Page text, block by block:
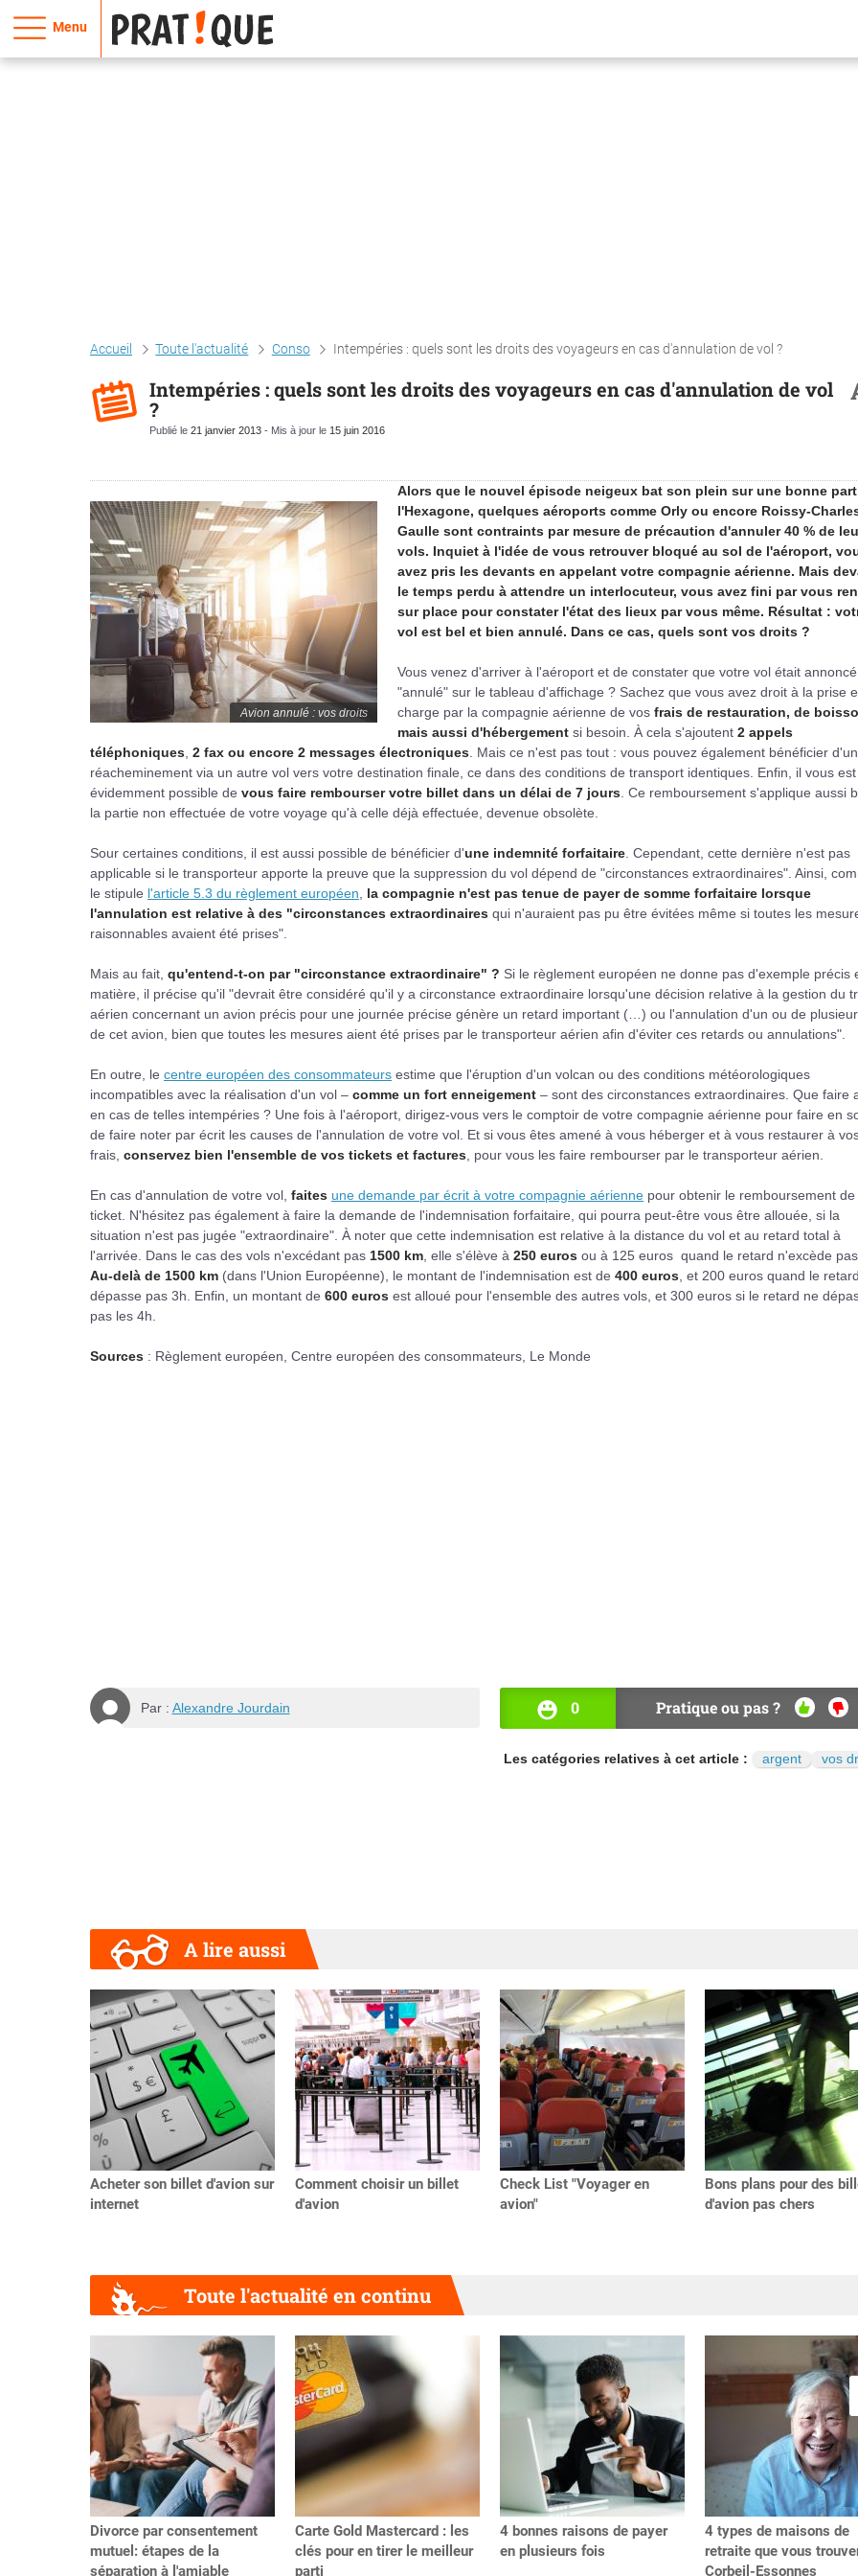
Menu
Accueil Toute l'actualité Conso Intempéries : quels sont les droits des voyageurs en cas d'annulation de vol ?
Intempéries : quels sont les droits des voyageurs en cas d'annulation de vol
?
Publié le 21 janvier 2013 - Mis à jour le 15 juin 2016
Avion annulé : vos droits
Alors que le nouvel épisode neigeux bat son plein sur une bonne
l'Hexagone, quelques aéroports comme Orly ou encore Roissy-
Gaulle sont contraints par mesure de précaution d'annuler 40 % de
vols. Inquiet à l'idée de vous retrouver bloqué au sol de l'aéroport,
avez pris les devants en appelant votre compagnie aérienne. Mais
le temps perdu à attendre un interlocuteur, vous avez fini par vous
sur place pour constater l'état des lieux par vous même. Résultat :
vol est bel et bien annulé. Dans ce cas, quels sont vos droits ?
Vous venez d'arriver à l'aéroport et de constater que votre vol était annoncé
"annulé" sur le tableau d'affichage ? Sachez que vous avez droit à la prise
charge par la compagnie aérienne de vos frais de restauration, de
mais aussi d'hébergement si besoin. À cela s'ajoutent 2 appels
téléphoniques 2 fax ou encore 2 messages électroniques . Mais ce n'est pas tout : vous pouvez également bénéficier d'un
réacheminement via un autre vol vers votre destination finale, ce dans des conditions de transport identiques. Enfin, il vous est
évidemment possible de vous faire rembourser votre billet dans un délai de 7 jours . Ce remboursement s'applique aussi
la partie non effectuée de votre voyage qu'à celle déjà effectuée, devenue obsolète.
Sour certaines conditions, il est aussi possible de bénéficier d'une indemnité forfaitaire . Cependant, cette dernière n'est pas
applicable si le transporteur apporte la preuve que la suppression du vol dépend de "circonstances extraordinaires". Ainsi,
le stipule l'article 5.3 du règlement européen
la compagnie n'est pas tenue de payer de somme forfaitaire lorsque
l'annulation est relative à des "circonstances extraordinaires qui n'auraient pas pu être évitées même si toutes les
raisonnables avaient été prises".
Mais au fait, qu'entend-t-on par "circonstance extraordinaire" ? Si le règlement européen ne donne pas d'exemple précis
matière, il précise qu'il "devrait être considéré qu'il y a circonstance extraordinaire lorsqu'une décision relative à la gestion du
aérien concernant un avion précis pour une journée précise génère un retard important (…) ou l'annulation d'un ou de
de cet avion, bien que toutes les mesures aient été prises par le transporteur aérien afin d'éviter ces retards ou annulations".
En outre, le centre européen des consommateurs estime que l'éruption d'un volcan ou des conditions météorologiques
incompatibles avec la réalisation d'un vol – comme un fort enneigement – sont des circonstances extraordinaires. Que faire
en cas de telles intempéries ? Une fois à l'aéroport, dirigez-vous vers le comptoir de votre compagnie aérienne pour faire en
de faire noter par écrit les causes de l'annulation de votre vol. Et si vous êtes amené à vous héberger et à vous restaurer à
frais, conservez bien l'ensemble de vos tickets et factures , pour vous les faire rembourser par le transporteur aérien.
En cas d'annulation de votre vol, faites une demande par écrit à votre compagnie aérienne pour obtenir le remboursement
ticket. N'hésitez pas également à faire la demande de l'indemnisation forfaitaire, qui pourra peut-être vous être allouée, si la
situation n'est pas jugée "extraordinaire". À noter que cette indemnisation est relative à la distance du vol et au retard total à
l'arrivée. Dans le cas des vols n'excédant pas 1500 km , elle s'élève à 250 euros ou à 125 euros quand le retard n'excède
Au-delà de 1500 km (dans l'Union Européenne), le montant de l'indemnisation est de 400 euros , et 200 euros quand le
dépasse pas 3h. Enfin, un montant de 600 euros est alloué pour l'ensemble des autres vols, et 300 euros si le retard ne
pas les 4h.
Sources : Règlement européen, Centre européen des consommateurs, Le Monde
Par : Alexandre Jourdain 0 Pratique ou pas ?
OUI NON
Les catégories relatives à cet article : argent vos
A lire aussi
Acheter son billet d'avion sur
internet
Comment choisir un billet
d'avion
Check List "Voyager en
avion"
Bons plans pour des
d'avion pas chers
Précédent
Toute l'actualité en continu
Divorce par consentement
mutuel: étapes de la
séparation à l'amiable
Carte Gold Mastercard : les
clés pour en tirer le meilleur
parti
4 bonnes raisons de payer
en plusieurs fois
4 types de maisons de
retraite que vous
Corbeil-Essonnes
Précédent